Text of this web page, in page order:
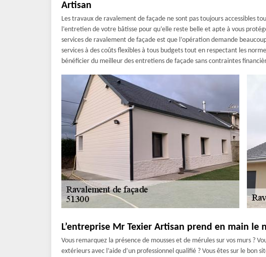
Artisan
Les travaux de ravalement de façade ne sont pas toujours accessibles
l’entretien de votre bâtisse pour qu’elle reste belle et apte à vous
services de ravalement de façade est que l’opération demande
services à des coûts flexibles à tous budgets tout en respectant les
bénéficier du meilleur des entretiens de façade sans contraintes
L’entreprise Mr Texier Artisan prend en main
Vous remarquez la présence de mousses et de mérules sur vos murs ?
extérieurs avec l’aide d’un professionnel qualifié ? Vous êtes sur le bon